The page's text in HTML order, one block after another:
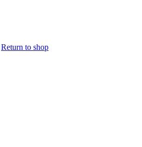
Return to shop